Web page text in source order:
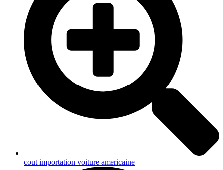
cout importation voiture americaine